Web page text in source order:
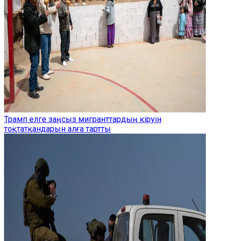
Трамп елге заңсыз мигранттардың кіруін
тоқтатқандарын алға тартты